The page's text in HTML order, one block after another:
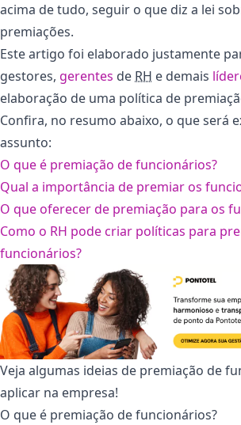
acima de tudo, seguir o que diz a lei
premiações.
Este artigo foi elaborado justamente
gestores, gerentes de RH e demais
elaboração de uma política de
Confira, no resumo abaixo, o que será
assunto:
O que é premiação de funcionários?
Qual a importância de premiar os
O que oferecer de premiação para os
Como o RH pode criar políticas para
funcionários?
Veja algumas ideias de premiação de
aplicar na empresa!
O que é premiação de funcionários?